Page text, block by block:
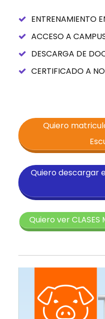
ENTRENAMIENTO
ACCESO A
DESCARGA DE
CERTIFICADO A
Quiero
Quiero descargar
Quiero ver